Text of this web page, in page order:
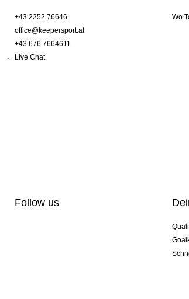
+43 2252 76646
office@keepersport.at
+43 676 7664611
Live Chat
Wo
Follow us